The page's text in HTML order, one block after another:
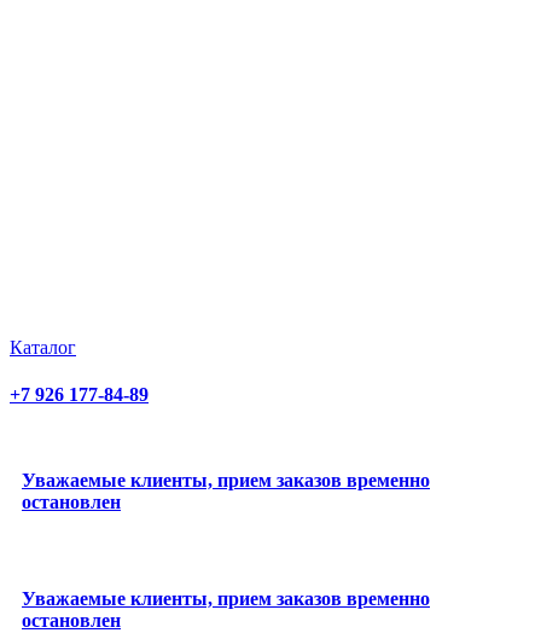
Каталог
+7 926 177-84-89
Уважаемые клиенты, прием заказов временно
остановлен
Уважаемые клиенты, прием заказов временно
остановлен